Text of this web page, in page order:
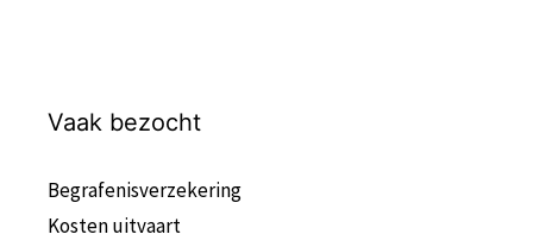
Vaak bezocht
Begrafenisverzekering
Kosten uitvaart